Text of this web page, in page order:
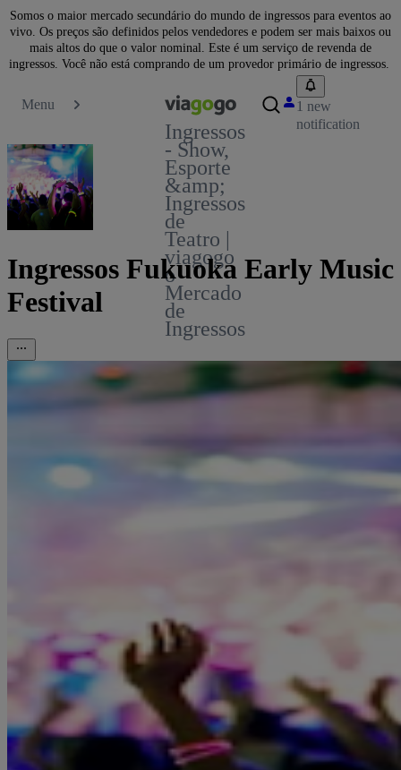
Somos o maior mercado secundário do mundo de ingressos para eventos ao
vivo. Os preços são definidos pelos vendedores e podem ser mais baixos ou
mais altos do que o valor nominal. Este é um serviço de revenda de
ingressos. Você não está comprando de um provedor primário de ingressos.
Menu
Ingressos
- Show,
Esporte
&amp;
Ingressos
de
Teatro |
viagogo
o
Mercado
de
Ingressos
1 new
notification
Ingressos Fukuoka Early Music
Festival